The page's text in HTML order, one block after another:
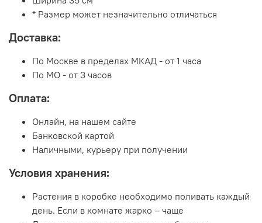
* Размер может незначительно отличаться
Доставка:
По Москве в пределах МКАД - от 1 часа
По МО - от 3 часов
Оплата:
Онлайн, на нашем сайте
Банковской картой
Наличными, курьеру при получении
Условия хранения:
Растения в коробке необходимо поливать каждый
день. Если в комнате жарко – чаще